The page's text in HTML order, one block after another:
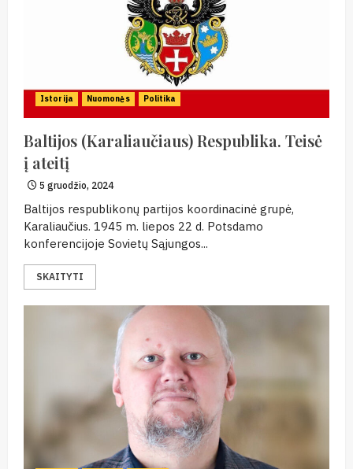
Istorija Nuomonės Politika
Baltijos (Karaliaučiaus) Respublika. Teisė
į ateitį
5 gruodžio, 2024
Baltijos respublikonų partijos koordinacinė grupė,
Karaliaučius. 1945 m. liepos 22 d. Potsdamo
konferencijoje Sovietų Sąjungos...
SKAITYTI